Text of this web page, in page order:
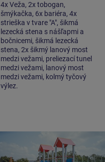
4x Veža, 2x tobogan,
šmýkačka, 6x bariéra, 4x
strieška v tvare "A", šikmá
lezecká stena s nášľapmi a
bočnicemi, šikmá lezecká
stena, 2x šikmý lanový most
medzi vežami, preliezací tunel
medzi vežami, lanový most
medzi vežami, kolmý tyčový
výlez.